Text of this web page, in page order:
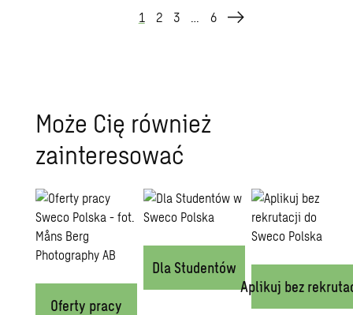
1 2 3 … 6
Może Cię również
zainteresować
Oferty pracy
Dla Studentów
Aplikuj bez